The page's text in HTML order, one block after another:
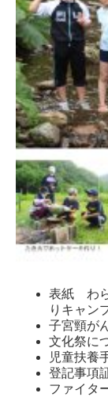
表紙 わら
りキャン
子宮頸が
文化祭に
児童扶養
登記事項
ファイタ